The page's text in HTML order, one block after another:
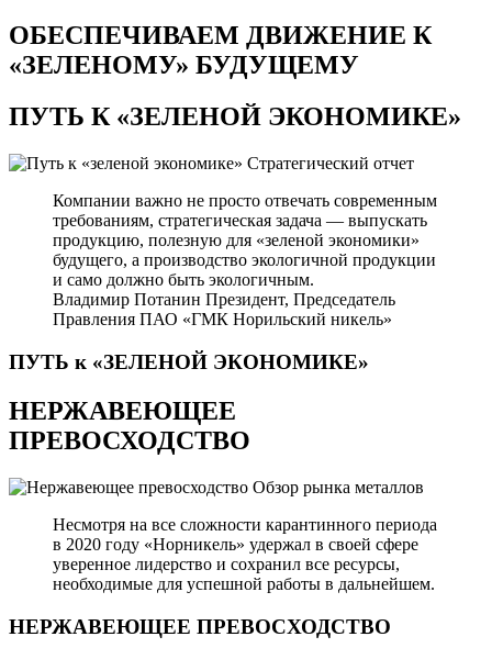
ОБЕСПЕЧИВАЕМ ДВИЖЕНИЕ К
«ЗЕЛЕНОМУ» БУДУЩЕМУ
ПУТЬ К«ЗЕЛЕНОЙ ЭКОНОМИКЕ»
Стратегический отчет
Компании важно не просто отвечать современным
требованиям, стратегическая задача — выпускать
продукцию, полезную для «зеленой экономики»
будущего, а производство экологичной продукции
и само должно быть экологичным.
Владимир Потанин Президент, Председатель
Правления ПАО «ГМК Норильский никель»
ПУТЬ к «ЗЕЛЕНОЙ ЭКОНОМИКЕ»
НЕРЖАВЕЮЩЕЕ
ПРЕВОСХОДСТВО
Обзор рынка металлов
Несмотря на все сложности карантинного периода
в 2020 году «Норникель» удержал в своей сфере
уверенное лидерство и сохранил все ресурсы,
необходимые для успешной работы в дальнейшем.
НЕРЖАВЕЮЩЕЕ ПРЕВОСХОДСТВО